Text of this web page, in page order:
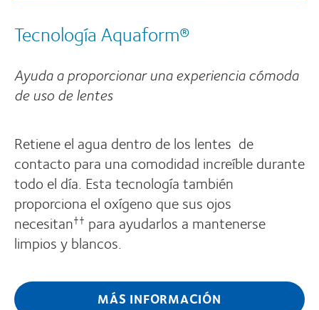
Tecnología Aquaform®
Ayuda a proporcionar una experiencia cómoda
de uso de lentes
Retiene el agua dentro de los lentes de
contacto para una comodidad increíble durante
todo el día. Esta tecnología también
proporciona el oxígeno que sus ojos
necesitan†† para ayudarlos a mantenerse
limpios y blancos.
MÁS INFORMACIÓN